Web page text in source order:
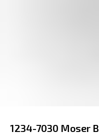
1234-7030 Moser